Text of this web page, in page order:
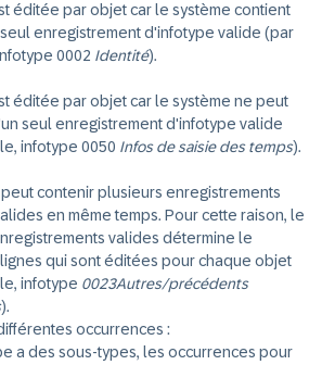
éditée par objet car le système contient
enregistrement d'infotype valide (par
0002 Identité).
éditée par objet car le système ne peut
seul enregistrement d'infotype valide
infotype 0050 Infos de saisie des temps).
contenir plusieurs enregistrements
en même temps. Pour cette raison, le
valides détermine le
qui sont éditées pour chaque objet
infotype 0023Autres/précédents
).
occurrences :
a des sous-types, les occurrences pour